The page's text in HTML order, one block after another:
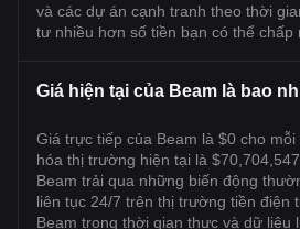
và các dự án cạnh tranh theo thời
tư nhiều hơn số tiền bạn có thể chấp
Giá hiện tại của Beam là bao
Giá trực tiếp của Beam là $0 cho mỗi
hóa thị trường hiện tại là
Beam trải qua những biến động
liên tục 24/7 trên thị trường tiền điện
Beam trong thời gian thực và dữ liệu